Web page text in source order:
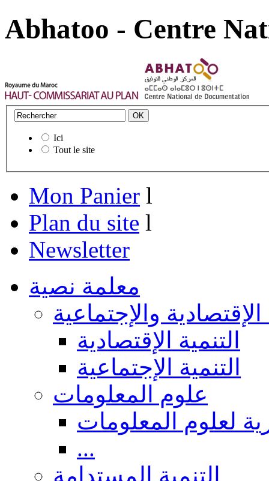
Abhatoo - Centre
Ici
Tout le site
Mon Panier l
Plan du site l
Newsletter
معلمة نصية
الإقتصادية والإجتماعية
التنمية الإقتصادية
التنمية الإجتماعية
علوم المعلومات
لعلوم المعلومات
...
التنمية المستدامة